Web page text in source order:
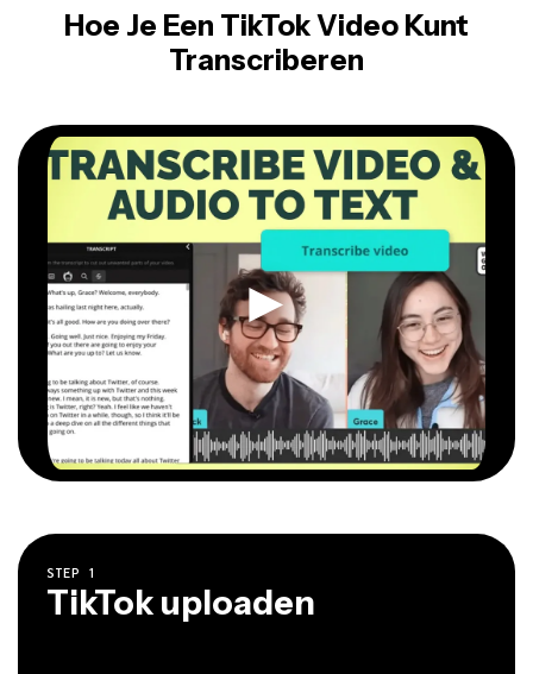
Hoe Je Een TikTok Video Kunt
Transcriberen
STEP 1
TikTok uploaden